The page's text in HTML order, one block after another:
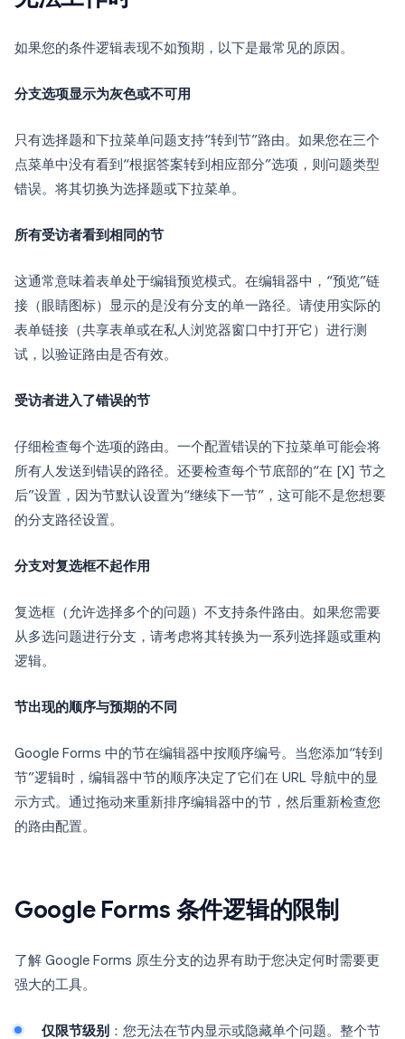
如果您的条件逻辑表现不如预期，以下是最常见的原因。
分支选项显示为灰色或不可用
只有选择题和下拉菜单问题支持“转到节”路由。如果您在三个
点菜单中没有看到“根据答案转到相应部分”选项，则问题类型
错误。将其切换为选择题或下拉菜单。
所有受访者看到相同的节
这通常意味着表单处于编辑预览模式。在编辑器中，“预览”链
接（眼睛图标）显示的是没有分支的单一路径。请使用实际的
表单链接（共享表单或在私人浏览器窗口中打开它）进行测
试，以验证路由是否有效。
受访者进入了错误的节
仔细检查每个选项的路由。一个配置错误的下拉菜单可能会将
所有人发送到错误的路径。还要检查每个节底部的“在 [X] 节之
后”设置，因为节默认设置为“继续下一节”，这可能不是您想要
的分支路径设置。
分支对复选框不起作用
复选框（允许选择多个的问题）不支持条件路由。如果您需要
从多选问题进行分支，请考虑将其转换为一系列选择题或重构
逻辑。
节出现的顺序与预期的不同
Google Forms 中的节在编辑器中按顺序编号。当您添加“转到
节”逻辑时，编辑器中节的顺序决定了它们在 URL 导航中的显
示方式。通过拖动来重新排序编辑器中的节，然后重新检查您
的路由配置。
Google Forms 条件逻辑的限制
了解 Google Forms 原生分支的边界有助于您决定何时需要更
强大的工具。
仅限节级别 ：您无法在节内显示或隐藏单个问题。整个节